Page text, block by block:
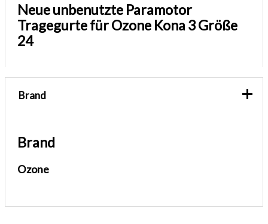
Neue unbenutzte Paramotor
Tragegurte für Ozone Kona 3 Größe
24
Brand
Brand
Ozone